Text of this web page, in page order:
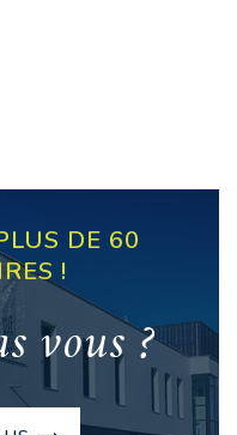
DE 60
!
vous ?